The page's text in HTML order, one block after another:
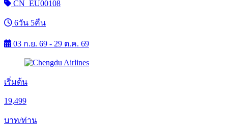
CN_EU00108
6วัน 5คืน
03 ก.ย. 69 - 29 ต.ค. 69
เริ่มต้น
19,499
บาท/ท่าน